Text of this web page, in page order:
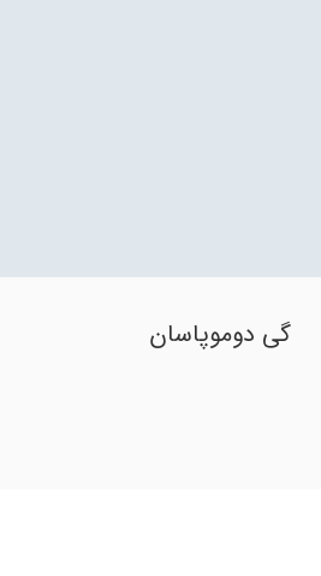
گی دوموپاسان